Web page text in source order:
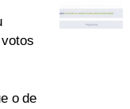
o de